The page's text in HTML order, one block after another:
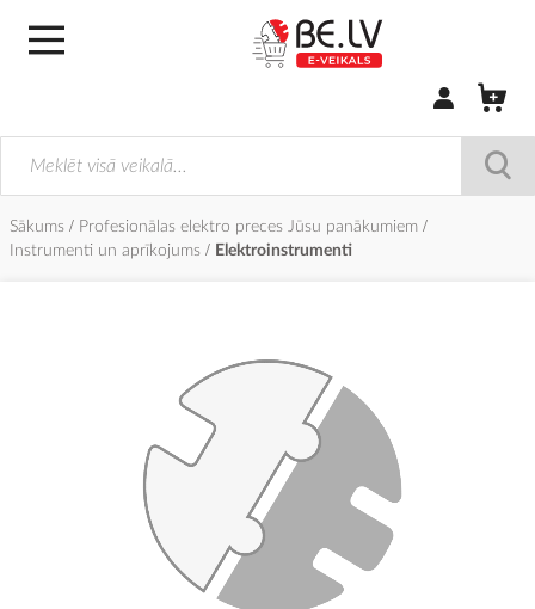
Pierakstīties/
Sākums
Profesionālas elektro preces Jūsu panākumiem
Instrumenti un aprīkojums
Elektroinstrumenti